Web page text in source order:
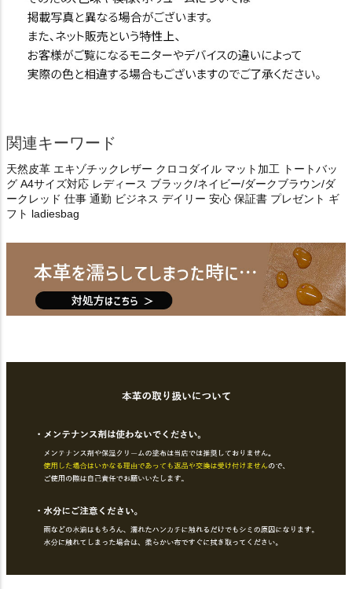
関連キーワード
天然皮革 エキゾチックレザー クロコダイル マット加工 トートバッ
グ A4サイズ対応 レディース ブラック/ネイビー/ダークブラウン/ダ
ークレッド 仕事 通勤 ビジネス デイリー 安心 保証書 プレゼント ギ
フト ladiesbag